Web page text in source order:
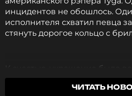
инцидентов не обошлось.
исполнителя схватил певца
стянуть дорогое кольцо с
К счастью, украшение было
владельцу. Оно упало на пол,
указал на это охраннику.
ЧИТАТЬ